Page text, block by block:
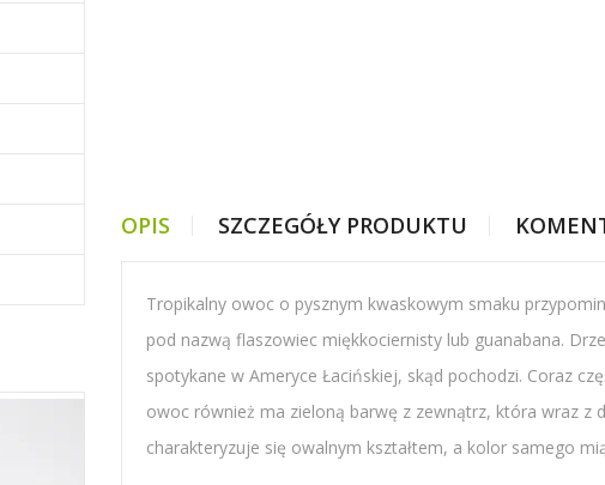
OPIS SZCZEGÓŁY PRODUKTU
Tropikalny owoc o pysznym kwaskowym smaku
pod nazwą flaszowiec miękkociernisty lub guanabana.
spotykane w Ameryce Łacińskiej, skąd pochodzi. Coraz
owoc również ma zieloną barwę z zewnątrz, która wraz z
charakteryzuje się owalnym kształtem, a kolor samego